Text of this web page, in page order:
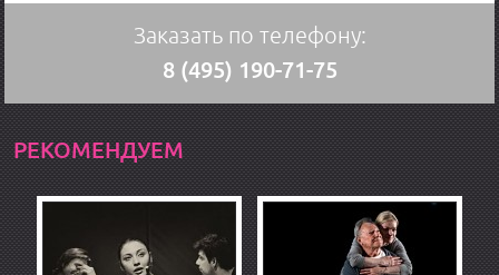
Заказать по телефону:
8 (495) 190-71-75
РЕКОМЕНДУЕМ